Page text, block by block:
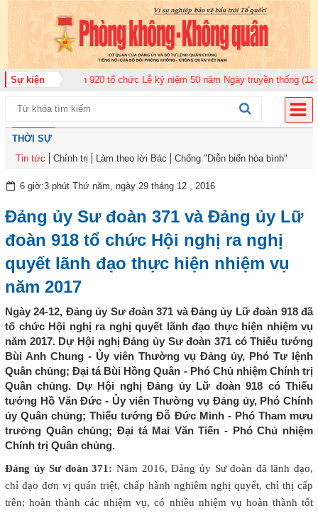
Sự kiện
Không quân 920 tổ chức Lễ kỷ niệm 50 năm Ngày truyền thống (12-11-
THỜI SỰ
Tin tức
Chính trị Làm theo lời Bác Chống "Diễn biến hòa bình"
6 giờ:3 phút Thứ năm, ngày 29 tháng 12 , 2016
Đảng ủy Sư đoàn 371 và Đảng ủy Lữ
đoàn 918 tổ chức Hội nghị ra nghị
quyết lãnh đạo thực hiện nhiệm vụ
năm 2017
Ngày 24-12, Đảng ủy Sư đoàn 371 và Đảng ủy Lữ đoàn 918 đã
tổ chức Hội nghị ra nghị quyết lãnh đạo thực hiện nhiệm vụ
năm 2017. Dự Hội nghị Đảng ủy Sư đoàn 371 có Thiếu tướng
Bùi Anh Chung - Ủy viên Thường vụ Đảng ủy, Phó Tư lệnh
Quân chủng; Đại tá Bùi Hồng Quân - Phó Chủ nhiệm Chính trị
Quân chủng. Dự Hội nghị Đảng ủy Lữ đoàn 918 có Thiếu
tướng Hồ Văn Đức - Ủy viên Thường vụ Đảng ủy, Phó Chính
ủy Quân chủng; Thiếu tướng Đỗ Đức Minh - Phó Tham mưu
trưởng Quân chủng; Đại tá Mai Văn Tiến - Phó Chủ nhiệm
Chính trị Quân chủng.
Đảng ủy Sư đoàn 371: Năm 2016, Đảng ủy Sư đoàn đã lãnh đạo,
chỉ đạo đơn vị quán triệt, chấp hành nghiêm nghị quyết, chỉ thị cấp
trên; hoàn thành các nhiệm vụ, có nhiều nhiệm vụ hoàn thành tốt